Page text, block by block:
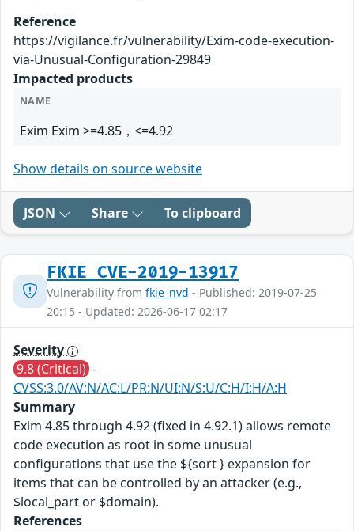
Reference
https://vigilance.fr/vulnerability/Exim-code-execution-
via-Unusual-Configuration-29849
Impacted products
NAME
Exim Exim >=4.85，<=4.92
Show details on source website
JSON Share To clipboard
FKIE_CVE-2019-13917
Vulnerability from fkie_nvd - Published: 2019-07-25
20:15 - Updated: 2026-06-17 02:17
Severity
9.8 (Critical) -
CVSS:3.0/AV:N/AC:L/PR:N/UI:N/S:U/C:H/I:H/A:H
Summary
Exim 4.85 through 4.92 (fixed in 4.92.1) allows remote
code execution as root in some unusual
configurations that use the ${sort } expansion for
items that can be controlled by an attacker (e.g.,
$local_part or $domain).
References